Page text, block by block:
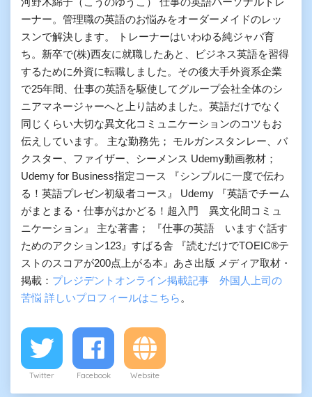
ーナー。管理職の英語のお悩みをオーダーメイドのレッ
スンで解決します。 トレーナーはいわゆる純ジャパ育
ち。新卒で(株)西友に就職したあと、ビジネス英語を習得
するために外資に転職しました。その後大手外資系企業
で25年間、仕事の英語を駆使してグループ会社全体のシ
ニアマネージャーへと上り詰めました。英語だけでなく
同じくらい大切な異文化コミュニケーションのコツもお
伝えしています。 主な勤務先； モルガンスタンレー、バ
クスター、ファイザー、シーメンス Udemy動画教材；
Udemy for Business指定コース 『シンプルに一度で伝わ
る！英語プレゼン初級者コース』 Udemy 『英語でチーム
がまとまる・仕事がはかどる！超入門 異文化間コミュ
ニケーション』 主な著書； 『仕事の英語 いますぐ話す
ためのアクション123』すばる舎 『読むだけでTOEIC®テ
ストのスコアが200点上がる本』あさ出版 メディア取材・
掲載： プレジデントオンライン掲載記事 外国人上司の
苦悩 詳しいプロフィールはこちら 。
Twitter Facebook Website